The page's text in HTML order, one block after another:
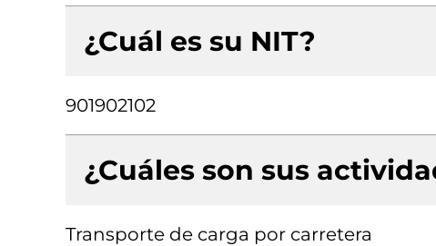
¿Cuál es su NIT?
901902102
¿Cuáles son sus
Transporte de carga por carretera